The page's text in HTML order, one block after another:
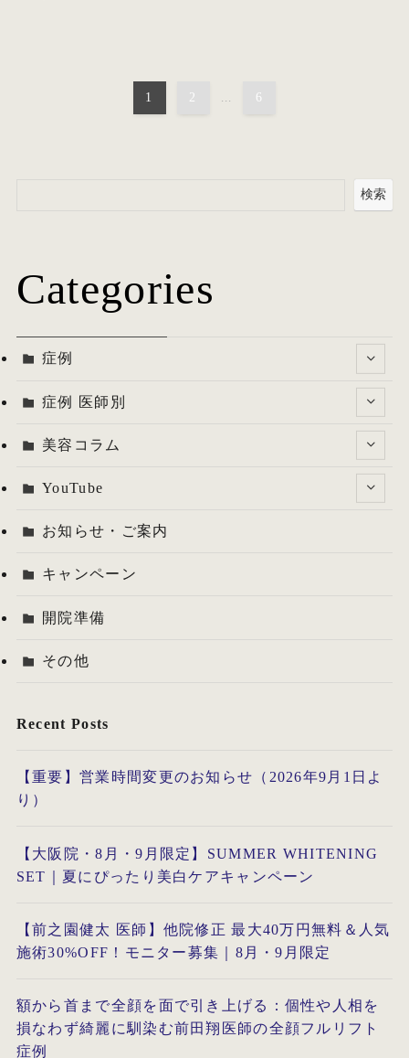
1 2 ... 6
検索
Categories
症例
症例 医師別
美容コラム
YouTube
お知らせ・ご案内
キャンペーン
開院準備
その他
Recent Posts
【重要】営業時間変更のお知らせ（2026年9月1日よ
り）
【大阪院・8月・9月限定】SUMMER WHITENING
SET｜夏にぴったり美白ケアキャンペーン
【前之園健太 医師】他院修正 最大40万円無料＆人気
施術30%OFF！モニター募集｜8月・9月限定
額から首まで全顔を面で引き上げる：個性や人相を
損なわず綺麗に馴染む前田翔医師の全顔フルリフト
症例